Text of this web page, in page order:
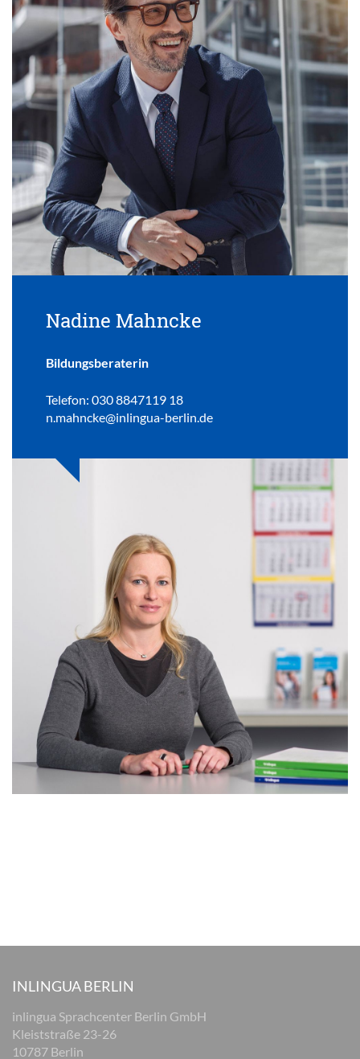
Nadine Mahncke
Bildungsberaterin
Telefon: 030 8847119 18
n.mahncke@inlingua-berlin.de
INLINGUA BERLIN
inlingua Sprachcenter Berlin GmbH
Kleiststraße 23-26
10787 Berlin